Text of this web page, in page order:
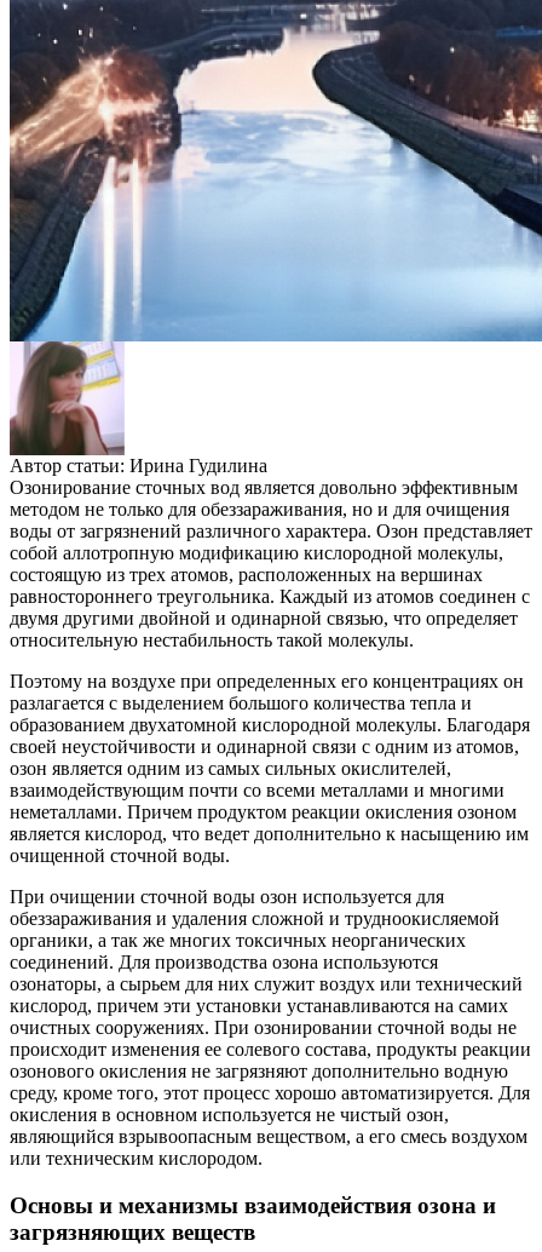
Автор статьи: Ирина Гудилина
Озонирование сточных вод является довольно эффективным
методом не только для обеззараживания, но и для очищения
воды от загрязнений различного характера. Озон представляет
собой аллотропную модификацию кислородной молекулы,
состоящую из трех атомов, расположенных на вершинах
равностороннего треугольника. Каждый из атомов соединен с
двумя другими двойной и одинарной связью, что определяет
относительную нестабильность такой молекулы.
Поэтому на воздухе при определенных его концентрациях он
разлагается с выделением большого количества тепла и
образованием двухатомной кислородной молекулы. Благодаря
своей неустойчивости и одинарной связи с одним из атомов,
озон является одним из самых сильных окислителей,
взаимодействующим почти со всеми металлами и многими
неметаллами. Причем продуктом реакции окисления озоном
является кислород, что ведет дополнительно к насыщению им
очищенной сточной воды.
При очищении сточной воды озон используется для
обеззараживания и удаления сложной и трудноокисляемой
органики, а так же многих токсичных неорганических
соединений. Для производства озона используются
озонаторы, а сырьем для них служит воздух или технический
кислород, причем эти установки устанавливаются на самих
очистных сооружениях. При озонировании сточной воды не
происходит изменения ее солевого состава, продукты реакции
озонового окисления не загрязняют дополнительно водную
среду, кроме того, этот процесс хорошо автоматизируется. Для
окисления в основном используется не чистый озон,
являющийся взрывоопасным веществом, а его смесь воздухом
или техническим кислородом.
Основы и механизмы взаимодействия озона и
загрязняющих веществ